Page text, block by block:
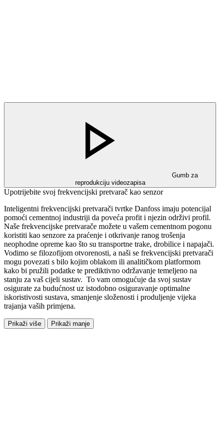
Gumb za
reprodukciju videozapisa
Upotrijebite svoj frekvencijski pretvarač kao senzor
Inteligentni frekvencijski pretvarači tvrtke Danfoss imaju potencijal
pomoći cementnoj industriji da poveća profit i njezin održivi profil.
Naše frekvencijske pretvarače možete u vašem cementnom pogonu
koristiti kao senzore za praćenje i otkrivanje ranog trošenja
neophodne opreme kao što su transportne trake, drobilice i napajači.
Vodimo se filozofijom otvorenosti, a naši se frekvencijski pretvarači
mogu povezati s bilo kojim oblakom ili analitičkom platformom
kako bi pružili podatke te prediktivno održavanje temeljeno na
stanju za vaš cijeli sustav. To vam omogućuje da svoj sustav
osigurate za budućnost uz istodobno osiguravanje optimalne
iskoristivosti sustava, smanjenje složenosti i produljenje vijeka
trajanja vaših primjena.
Prikaži više Prikaži manje